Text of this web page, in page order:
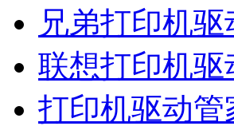
兄弟打印机驱
联想打印机驱
打印机驱动管